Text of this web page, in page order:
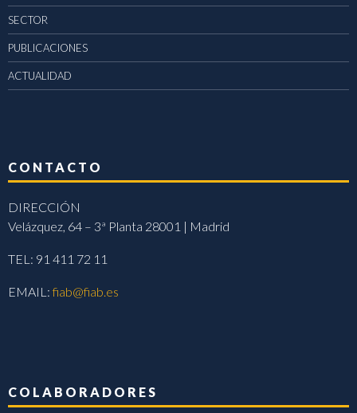
SECTOR
PUBLICACIONES
ACTUALIDAD
CONTACTO
DIRECCIÓN
Velázquez, 64 – 3ª Planta 28001 | Madrid
TEL: 91 411 72 11
EMAIL:fiab@fiab.es
COLABORADORES